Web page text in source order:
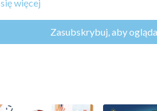
więcej
Zasubskrybuj, aby